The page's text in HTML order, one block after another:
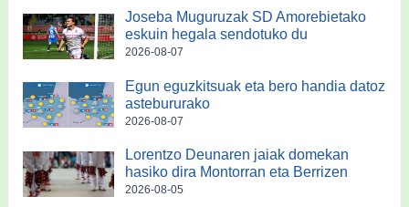
Joseba Muguruzak SD Amorebietako
eskuin hegala sendotuko du
2026-08-07
Egun eguzkitsuak eta bero handia datoz
astebururako
2026-08-07
Lorentzo Deunaren jaiak domekan
hasiko dira Montorran eta Berrizen
2026-08-05